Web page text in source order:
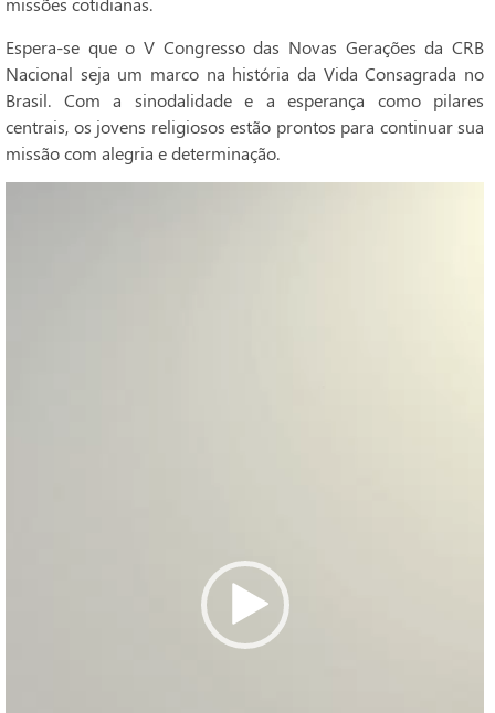
Espera-se que o V Congresso das Novas Gerações da CRB
Nacional seja um marco na história da Vida Consagrada no
Brasil. Com a sinodalidade e a esperança como pilares
centrais, os jovens religiosos estão prontos para continuar sua
missão com alegria e determinação.